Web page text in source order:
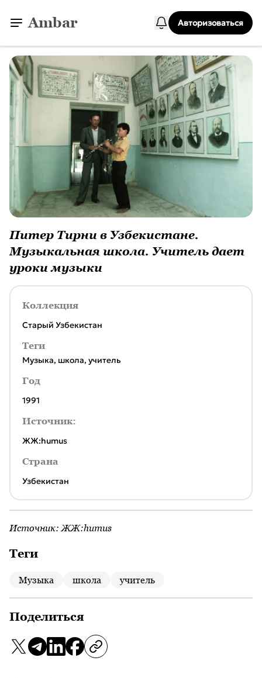
Ambar Авторизоваться
Питер Тирни в Узбекистане.
Музыкальная школа. Учитель дает
уроки музыки
Коллекция
Старый Узбекистан
Теги
Mузыка, школа, учитель
Год
1991
Источник:
ЖЖ:humus
Страна
Узбекистан
Источник: ЖЖ:humus
Теги
Mузыка школа учитель
Поделиться